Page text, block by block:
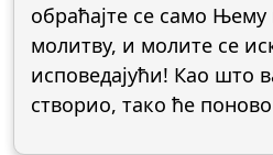
обраћајте се само
молитву, и молите се
исповедајући! Као што
створио, тако ће